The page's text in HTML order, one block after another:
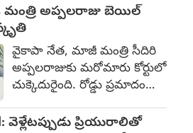
ఏఐఎస్ఎ నాయకురాలు
నేహాబోరా రాంచీ వెళ్లారు. అక్కడ
ప్రసంగిస్తూ... అధికార పార్టీని
వదిలిపెట్టి భాజపాపైన తీవ్ర
విమర్శనాస్త్రాలు సంధించడం
మొదలుపెట్టారు. ఆమె రాజకీయ
విమర్శలు చేయడం
ప్రారంభిచగానే కొంతమంది ఆ
అప్పలరాజు బెయిల్
వైకాపా నేత, మాజీ మంత్రి సీదిరి
అప్పలరాజుకు మరోమారు కోర్టులో
చుక్కెదురైంది. రోడ్డు ప్రమాదం
చేసుకున్న పిటిషన్‌ను శ్రీకాకుళం
వెళ్లేటప్పుడు ప్రియురాలితో